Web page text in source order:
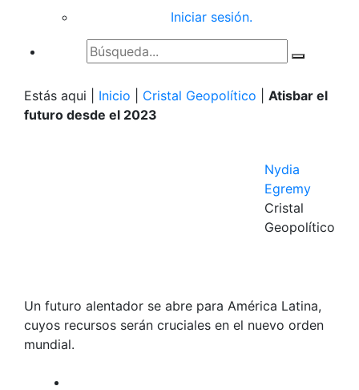
Iniciar sesión.
Estás aqui | Inicio Cristal Geopolítico
Atisbar el
futuro desde el 2023
Nydia
Egremy
Cristal
Geopolítico
Un futuro alentador se abre para América Latina,
cuyos recursos serán cruciales en el nuevo orden
mundial.